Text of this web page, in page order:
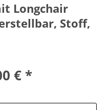
Longchair
Stoff,
€ *